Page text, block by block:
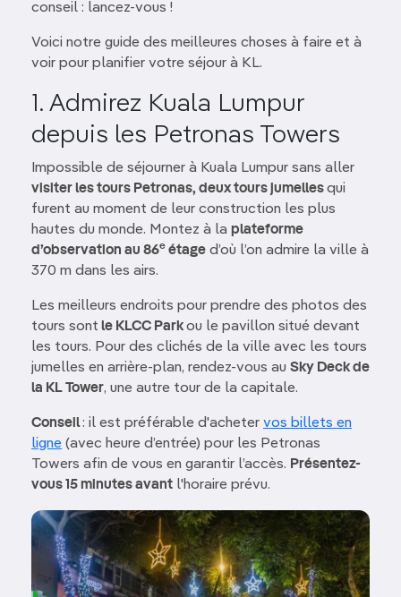
conseil : lancez-vous !
Voici notre guide des meilleures choses à faire et à
voir pour planifier votre séjour à KL.
1. Admirez Kuala Lumpur
depuis les Petronas Towers
Impossible de séjourner à Kuala Lumpur sans aller
visiter les tours Petronas, deux tours jumellesqui
furent au moment de leur construction les plus
hautes du monde. Montez à la plateforme
d’observation au 86e étage d’où l’on admire la ville à
370 m dans les airs.
Les meilleurs endroits pour prendre des photos des
tours sont le KLCC Parkou le pavillon situé devant
les tours. Pour des clichés de la ville avec les tours
jumelles en arrière-plan, rendez-vous au Sky Deck de
la KL Tower, une autre tour de la capitale.
Conseil: il est préférable d'acheter vos billets en
ligne (avec heure d’entrée) pour les Petronas
Towers afin de vous en garantir l’accès. Présentez-
vous 15 minutes avant l'horaire prévu.
Image